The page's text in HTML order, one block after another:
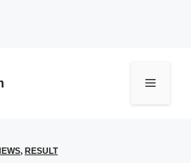
Menu
, RESULT